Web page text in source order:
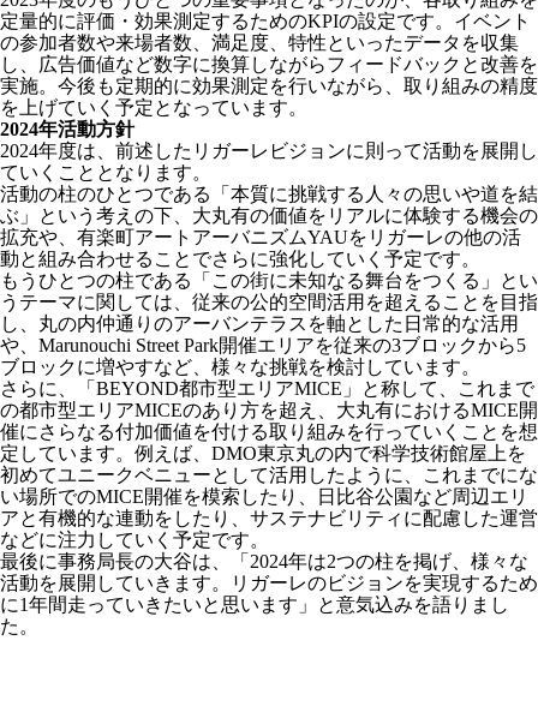
定量的に評価・効果測定するためのKPIの設定です。イベント
の参加者数や来場者数、満足度、特性といったデータを収集
し、広告価値など数字に換算しながらフィードバックと改善を
実施。今後も定期的に効果測定を行いながら、取り組みの精度
を上げていく予定となっています。
2024年活動方針
2024年度は、前述したリガーレビジョンに則って活動を展開し
ていくこととなります。
活動の柱のひとつである「本質に挑戦する人々の思いや道を結
ぶ」という考えの下、大丸有の価値をリアルに体験する機会の
拡充や、有楽町アートアーバニズムYAUをリガーレの他の活
動と組み合わせることでさらに強化していく予定です。
もうひとつの柱である「この街に未知なる舞台をつくる」とい
うテーマに関しては、従来の公的空間活用を超えることを目指
し、丸の内仲通りのアーバンテラスを軸とした日常的な活用
や、Marunouchi Street Park開催エリアを従来の3ブロックから5
ブロックに増やすなど、様々な挑戦を検討しています。
さらに、「BEYOND都市型エリアMICE」と称して、これまで
の都市型エリアMICEのあり方を超え、大丸有におけるMICE開
催にさらなる付加価値を付ける取り組みを行っていくことを想
定しています。例えば、DMO東京丸の内で科学技術館屋上を
初めてユニークベニューとして活用したように、これまでにな
い場所でのMICE開催を模索したり、日比谷公園など周辺エリ
アと有機的な連動をしたり、サステナビリティに配慮した運営
などに注力していく予定です。
最後に事務局長の大谷は、「2024年は2つの柱を掲げ、様々な
活動を展開していきます。リガーレのビジョンを実現するため
に1年間走っていきたいと思います」と意気込みを語りまし
た。